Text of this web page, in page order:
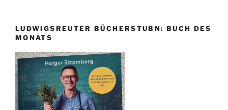
LUDWIGSREUTER BÜCHERSTUBN: BUCH DES
MONATS